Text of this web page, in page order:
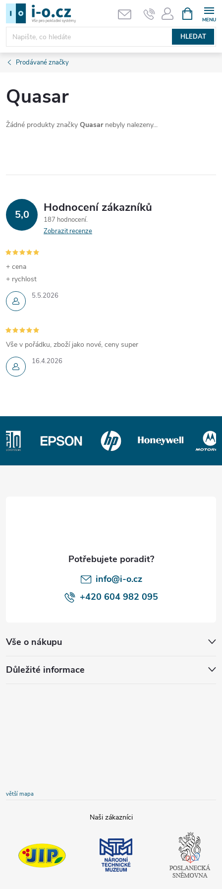
Přejít
obsah
HLEDAT
NÁKUPNÍ
KOŠÍK
Prodávané značky
Quasar
Žádné produkty značky Quasarnebyly nalezeny...
5,0 Hodnocení zákazníků
187 hodnocení
Zobrazit recenze
5.5.2026
+ cena
+ rychlost
16.4.2026
Vše v pořádku, zboží jako nové, ceny super
Z
info@i-o.cz
+420 604 982 095
Vše o nákupu
Důležité informace
větší mapa
technické
muzeum
Poslanecká
sněmovna
České
republiky